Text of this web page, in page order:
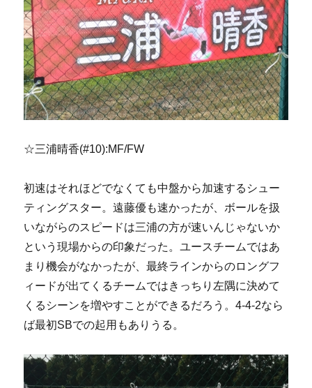
☆三浦晴香(#10):MF/FW
初速はそれほどでなくても中盤から加速するシュー
ティングスター。遠藤優も速かったが、ボールを扱
いながらのスピードは三浦の方が速いんじゃないか
という現場からの印象だった。ユースチームではあ
まり機会がなかったが、最終ラインからのロングフ
ィードが出てくるチームではきっちり左隅に決めて
くるシーンを増やすことができるだろう。4-4-2なら
ば最初SBでの起用もありうる。